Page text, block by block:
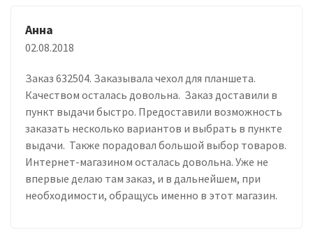
Анна
02.08.2018
Заказ 632504. Заказывала чехол для планшета.
Качеством осталась довольна. Заказ доставили в
пункт выдачи быстро. Предоставили возможность
заказать несколько вариантов и выбрать в пункте
выдачи. Также порадовал большой выбор товаров.
Интернет-магазином осталась довольна. Уже не
впервые делаю там заказ, и в дальнейшем, при
необходимости, обращусь именно в этот магазин.